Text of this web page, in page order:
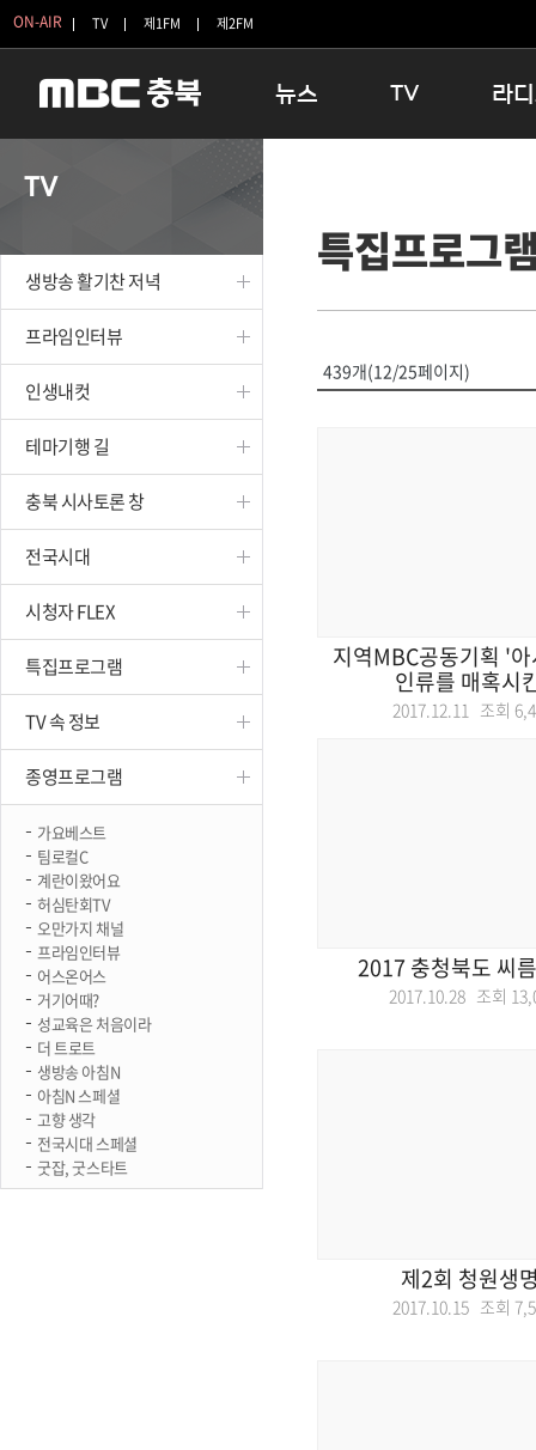
ON-AIR TV 제1FM 제2FM
뉴스
보은
옥천
TV
인생내컷
테마기행 길
시청자 FLEX
특집프로그램
라
16:00 완
우리 고
TV
생방송 활기찬 저녁
프라임인터뷰
인생내컷
테마기행 길
충북 시사토론 창
전국시대
시청자 FLEX
특집프로그램
TV 속 정보
종영프로그램
가요베스트
팀로컬C
계란이왔어요
허심탄회TV
오만가지 채널
프라임인터뷰
어스온어스
거기어때?
성교육은 처음이라
더 트로트
생방송 아침N
아침N 스페셜
고향 생각
전국시대 스페셜
굿잡, 굿스타트
특집프로그
439개(12/25페이지)
지역MBC공동기획 '
인류를 매혹시
2017.12.11 조회
2017 충청북도 씨
2017.10.28 조회
제2회 청원생
2017.10.15 조회